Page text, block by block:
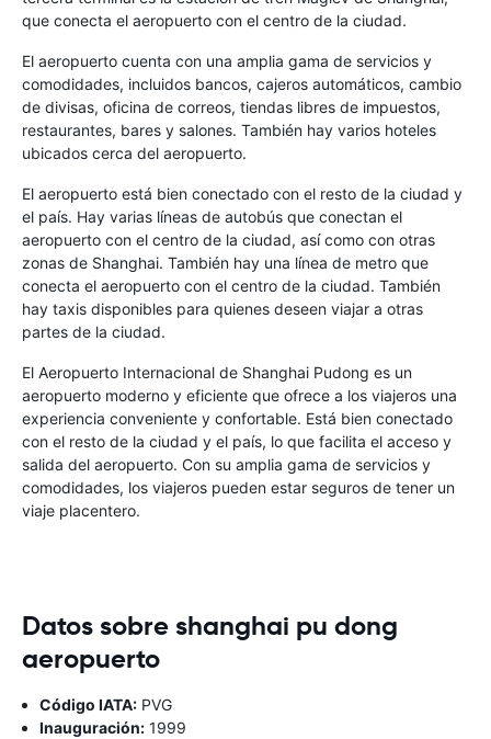
que conecta el aeropuerto con el centro de la ciudad.
El aeropuerto cuenta con una amplia gama de servicios y
comodidades, incluidos bancos, cajeros automáticos, cambio
de divisas, oficina de correos, tiendas libres de impuestos,
restaurantes, bares y salones. También hay varios hoteles
ubicados cerca del aeropuerto.
El aeropuerto está bien conectado con el resto de la ciudad y
el país. Hay varias líneas de autobús que conectan el
aeropuerto con el centro de la ciudad, así como con otras
zonas de Shanghai. También hay una línea de metro que
conecta el aeropuerto con el centro de la ciudad. También
hay taxis disponibles para quienes deseen viajar a otras
partes de la ciudad.
El Aeropuerto Internacional de Shanghai Pudong es un
aeropuerto moderno y eficiente que ofrece a los viajeros una
experiencia conveniente y confortable. Está bien conectado
con el resto de la ciudad y el país, lo que facilita el acceso y
salida del aeropuerto. Con su amplia gama de servicios y
comodidades, los viajeros pueden estar seguros de tener un
viaje placentero.
Datos sobre shanghai pu dong
aeropuerto
Código IATA: PVG
Inauguración: 1999